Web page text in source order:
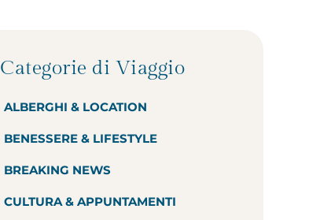
Categorie di Viaggio
ALBERGHI & LOCATION
BENESSERE & LIFESTYLE
BREAKING NEWS
CULTURA & APPUNTAMENTI